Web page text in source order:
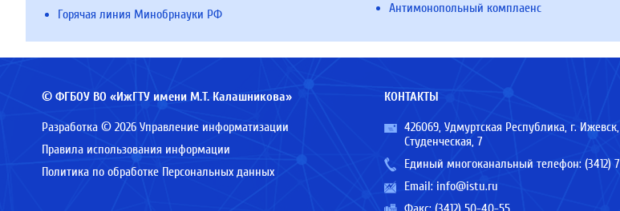
Горячая линия Минобрнауки РФ
Антимонопольный комплаенс
© ФГБОУ ВО «ИжГТУ имени М.Т. Калашникова»
Разработка © 2026 Управление информатизации
Правила использования информации
Политика по обработке Персональных данных
КОНТАКТЫ
426069, Удмуртская Республика, г.
Студенческая, 7
Единый многоканальный телефон: (3412)
Email: info@istu.ru